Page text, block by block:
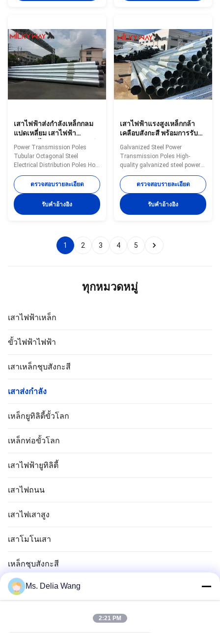
Power Capacity 10kV to 220kV
Tolerance of the dimension
According to client’s
requirement. Surface treatment
Hot dip galvanized Following
ASTM A 123, or any other
standard by
our company policy that all the
finish product should be
inspected by our specialzed QC
in every manufacure steps and
beofore every shipment. Material
High-quality steel
เสาไฟฟ้าส่งกำลังเหล็กกลม
แปดเหลี่ยม เสาไฟฟ้า
จำหน่ายไฟฟ้าเคลือบสังกะสี
แบบจุ่มร้อน พร้อมความสูง
และรูปทรงต่างๆ
Power Transmission Poles
Tubular Octagonal Steel
Electrical Distribution Poles Hot
Heights and Shapes
Specification: 1) Steel materials
conform to ASTM A36 with
Q235(S235,SS400),Q345(S355JR),
AWS D1.1 standard. The
welders have got corresponding
certificate after testing and
ตรวจสอบรายละเอียด
รับคําอ้างอิง
เสาไฟฟ้าแรงสูงเหล็กกล้า
เคลือบสังกะสี พร้อมการรับ
ประกัน 15 ปี, รองรับแรงดัน
ไฟฟ้า 10kV ถึง 220kV, และมี
ตัวเลือกความยาวตั้งแต่ 45
ฟุต ถึง 70 ฟุต
Galvanized Steel Power
Transmission Poles High-
quality galvanized steel power
certified materials and
comprehensive strength testing.
Available in lengths from 45ft to
70ft with multiple configuration
factories to ensure superior
Comprehensive
ตรวจสอบรายละเอียด
รับคําอ้างอิง
1 2 3 4 5
ทุกหมวดหมู่
เสาไฟฟ้าเหล็ก
ขั้วไฟฟ้าไฟฟ้า
เสาเหล็กชุบสังกะสี
เสาส่งกำลัง
เหล็กยูทิลิตี้ขั้วโลก
เหล็กท่อขั้วโลก
เสาไฟฟ้ายูทิลิตี้
เสาไฟถนน
เสาไฟเสาสูง
เสาโมโนเสา
เหล็กชุบสังกะสี
เสาไฟจราจร
Ms. Delia Wang
2:21 PM